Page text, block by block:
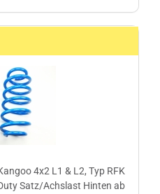
4x2 L1 & L2, Typ RFK
Satz/Achslast Hinten ab